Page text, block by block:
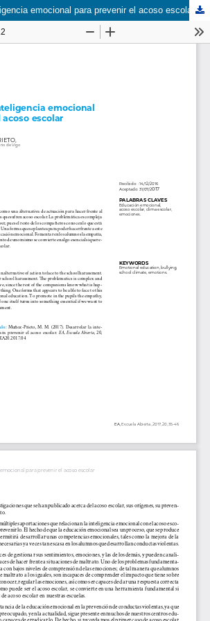
emocional para prevenir el acoso escolar